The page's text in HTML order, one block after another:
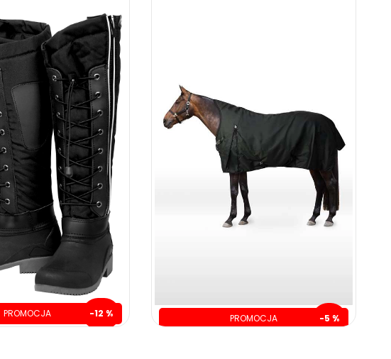
PROMOCJA -12 % PROMOCJA -5 %